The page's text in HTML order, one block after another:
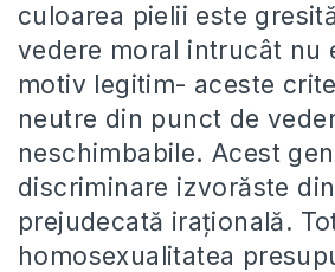
culoarea pielii este
vedere moral intrucât nu
motiv legitim- aceste
neutre din punct de
neschimbabile.Acest
discriminare izvorăste
prejudecată irațională.
homosexualitatea